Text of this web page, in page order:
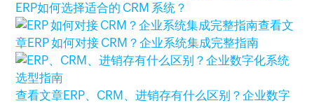
ERP如何选择适合的 CRM 系统？
查看文
章ERP 如何对接 CRM？企业系统集成完整指南
查看文章ERP、CRM、进销存有什么区别？企业数字